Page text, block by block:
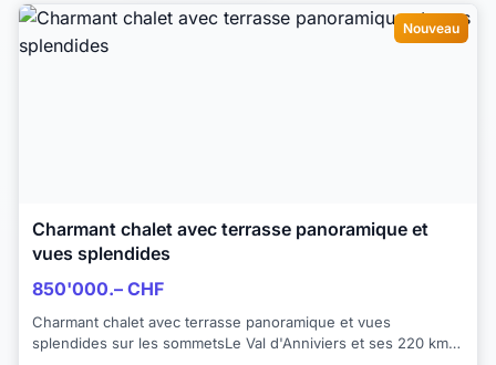
Nouveau
Charmant chalet avec terrasse panoramique et
vues splendides
850'000.– CHF
Charmant chalet avec terrasse panoramique et vues
splendides sur les sommetsLe Val d'Anniviers et ses 220 km